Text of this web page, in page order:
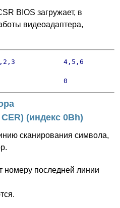
BIOS загружает, в
видеоадаптера,
4,5,6
6                  0
(индекс 0Bh)
сканирования символа,
номеру последней линии